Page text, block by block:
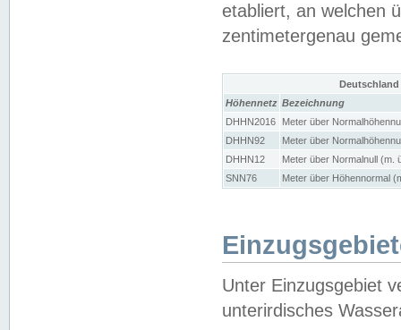
etabliert, an welchen
zentimetergenau
Höhennetz Bezeichnung
DHHN2016
Meter über
DHHN92
Meter über
DHHN12
Meter über Normalnull (m.
SNN76
Meter über Höhennormal
Unter Einzugsgebiet
unterirdisches